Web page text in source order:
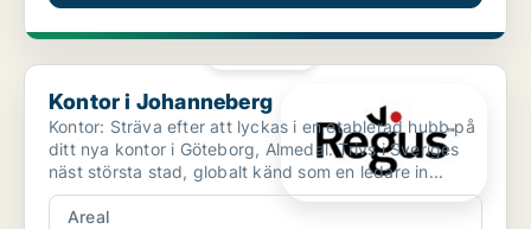
Kontor i Johanneberg
Kontor i Johanneberg
Kontor: Sträva efter att lyckas i en etablerad hubb på
ditt nya kontor i Göteborg, Almedal. Trivs i Sveriges
näst största stad, globalt känd som en ledare in...
Areal